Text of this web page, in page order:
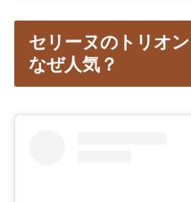
セリーヌのトリオ
なぜ人気？